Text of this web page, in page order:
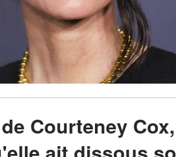
Courteney